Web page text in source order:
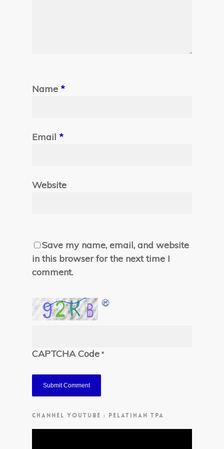
Name *
Email *
Website
Save my name, email, and website
in this browser for the next time I
comment.
CAPTCHA Code *
CHANNEL YOUTUBE : PELATIHAN TPA